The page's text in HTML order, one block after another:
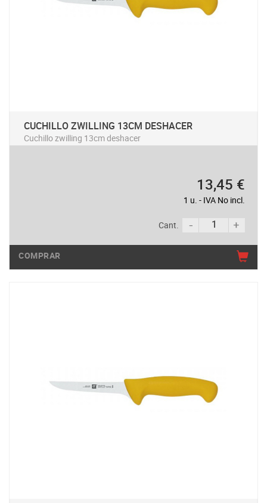
CUCHILLO ZWILLING 13CM DESHACER
Cuchillo zwilling 13cm deshacer
13,45 €
1 u. - IVA No incl.
Cant.
COMPRAR